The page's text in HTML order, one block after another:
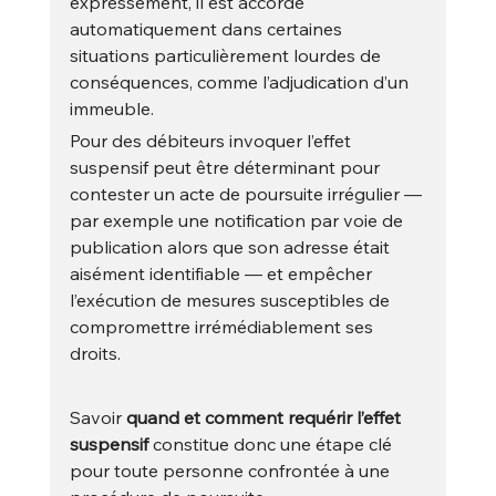
automatiquement dans certaines
situations particulièrement lourdes de
conséquences, comme l’adjudication d’un
immeuble.
Pour des débiteurs invoquer l’effet
suspensif peut être déterminant pour
contester un acte de poursuite irrégulier —
par exemple une notification par voie de
publication alors que son adresse était
aisément identifiable — et empêcher
l’exécution de mesures susceptibles de
compromettre irrémédiablement ses
droits.
Savoir quand et comment requérir l’effet
suspensif constitue donc une étape clé
pour toute personne confrontée à une